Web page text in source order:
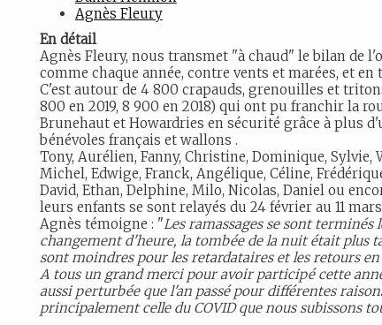
Agnès Fleury
En détail
Agnès Fleury, nous transmet "à chaud" le bilan de
comme chaque année, contre vents et marées, et
C'est autour de 4 800 crapauds, grenouilles et
800 en 2019, 8 900 en 2018) qui ont pu franchir la
Brunehaut et Howardries en sécurité grâce à plus
bénévoles français et wallons .
Tony, Aurélien, Fanny, Christine, Dominique, Sylvie,
Michel, Edwige, Franck, Angélique, Céline,
David, Ethan, Delphine, Milo, Nicolas, Daniel ou
leurs enfants se sont relayés du 24 février au 11
Agnès témoigne : "Les ramassages se sont terminés
changement d'heure, la tombée de la nuit était plus
sont moindres pour les retardataires et les retours
A tous un grand merci pour avoir participé cette
aussi perturbée que l'an passé pour différentes
principalement celle du COVID que nous subissons